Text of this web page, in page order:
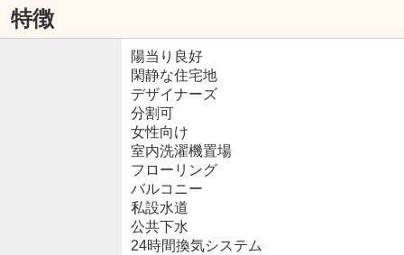
特徴
陽当り良好
閑静な住宅地
デザイナーズ
分割可
女性向け
室内洗濯機置場
フローリング
バルコニー
私設水道
公共下水
24時間換気システム